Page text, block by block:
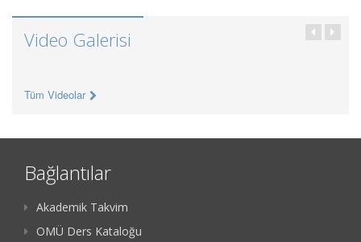
Video Galerisi
Tüm Videolar
Bağlantılar
Akademik Takvim
OMÜ Ders Kataloğu